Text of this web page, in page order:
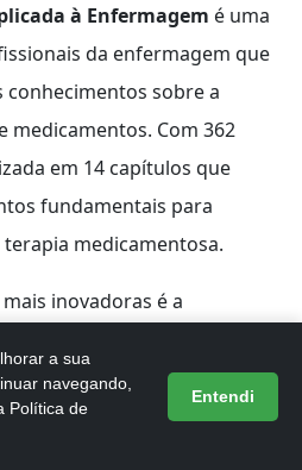
à Enfermagem é uma
da enfermagem que
sobre a
medicamentos. Com 362
em 14 capítulos que
fundamentais para
medicamentosa.
inovadoras é a
entendimento dos temas
conteúdo é apresentado de
a sua
navegando,
Política de
Entendi